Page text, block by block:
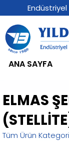
ANA SAYFA
ELMAS
Tüm Ürün